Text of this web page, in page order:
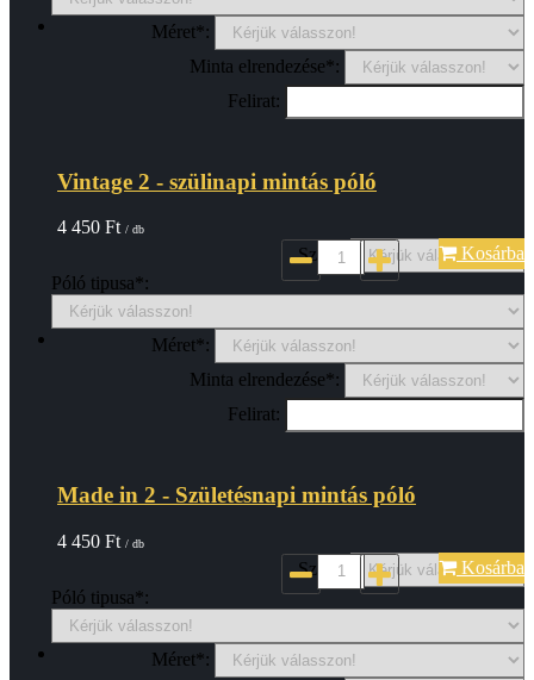
Méret*:
Minta elrendezése*:
Felirat:
Vintage 2 - szülinapi mintás póló
4 450 Ft / db
Szin*:
Póló tipusa*:
Méret*:
Minta elrendezése*:
Felirat:
Kosárba
Made in 2 - Születésnapi mintás póló
4 450 Ft / db
Szin*:
Póló tipusa*:
Méret*:
Kosárba